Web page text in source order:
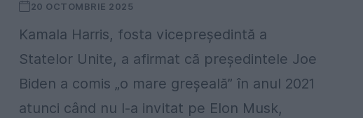
20 OCTOMBRIE 2025
Kamala Harris, fosta vicepreședintă a
Statelor Unite, a afirmat că președintele Joe
Biden a comis „o mare greșeală” în anul 2021
atunci când nu l-a invitat pe Elon Musk,